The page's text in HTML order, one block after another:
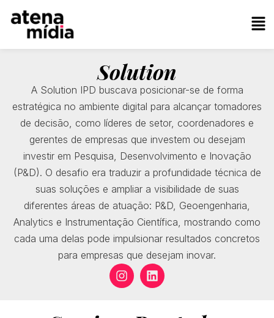
Solution
A Solution IPD buscava posicionar-se de forma
estratégica no ambiente digital para alcançar tomadores
de decisão, como líderes de setor, coordenadores e
gerentes de empresas que investem ou desejam
investir em Pesquisa, Desenvolvimento e Inovação
(P&D). O desafio era traduzir a profundidade técnica de
suas soluções e ampliar a visibilidade de suas
diferentes áreas de atuação: P&D, Geoengenharia,
Analytics e Instrumentação Científica, mostrando como
cada uma delas pode impulsionar resultados concretos
para empresas que desejam inovar.